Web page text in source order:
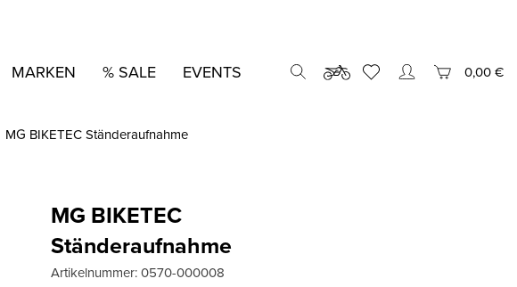
MARKEN % SALE EVENTS 0,00 €
MG BIKETEC Ständeraufnahme
MG BIKETEC
Ständeraufnahme
Artikelnummer:0570-000008